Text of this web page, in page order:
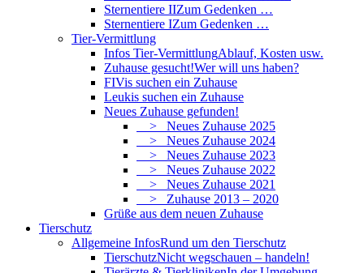
Sternentiere IIZum Gedenken …
Sternentiere IZum Gedenken …
Tier-Vermittlung
Infos Tier-VermittlungAblauf, Kosten usw.
Zuhause gesucht!Wer will uns haben?
FIVis suchen ein Zuhause
Leukis suchen ein Zuhause
Neues Zuhause gefunden!
> Neues Zuhause 2025
> Neues Zuhause 2024
> Neues Zuhause 2023
> Neues Zuhause 2022
> Neues Zuhause 2021
> Zuhause 2013 – 2020
Grüße aus dem neuen Zuhause
Tierschutz
Allgemeine InfosRund um den Tierschutz
TierschutzNicht wegschauen – handeln!